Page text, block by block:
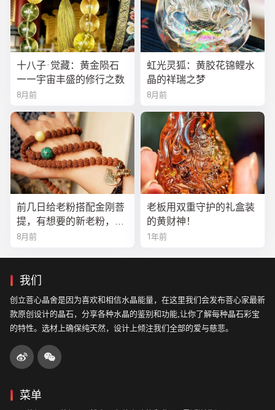
十八子·觉藏：黄金陨石
——宇宙丰盛的修行之数
8月前
虹光灵狐：黄胶花锦鲤水
晶的祥瑞之梦
8月前
前几日给老粉搭配金刚菩
提，有想要的新老粉，都
可以来排队
8月前
老板用双重守护的礼盒装
的黄财神！
1年前
我们
创立菩心晶舍是因为喜欢和相信水晶能量，在这里我们会发布菩心家最新
款原创设计的晶石，分享各种水晶的鉴别和功能,让你了解每种晶石彩宝
的特性。选材上确保纯天然，设计上倾注我们全部的爱与慈悲。
菜单